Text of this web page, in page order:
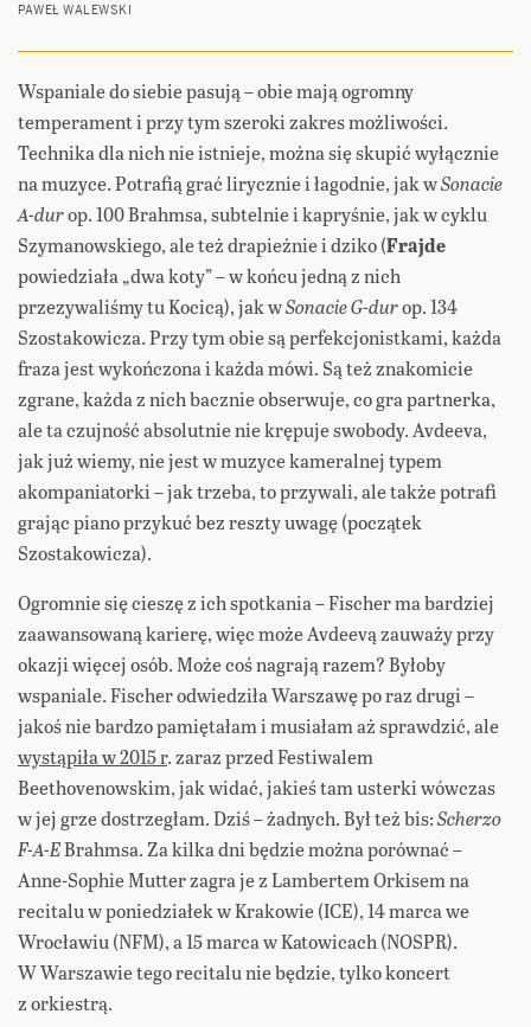
PAWEŁ WALEWSKI
Wspaniale do siebie pasują – obie mają ogromny
temperament i przy tym szeroki zakres możliwości.
Technika dla nich nie istnieje, można się skupić wyłącznie
na muzyce. Potrafią grać lirycznie i łagodnie, jak wSonacie
A-durop. 100 Brahmsa, subtelnie i kapryśnie, jak w cyklu
Szymanowskiego, ale też drapieżnie i dziko (Frajde
powiedziała „dwa koty” – w końcu jedną z nich
przezywaliśmy tu Kocicą), jak wSonacie G-durop. 134
Szostakowicza. Przy tym obie są perfekcjonistkami, każda
fraza jest wykończona i każda mówi. Są też znakomicie
zgrane, każda z nich bacznie obserwuje, co gra partnerka,
ale ta czujność absolutnie nie krępuje swobody. Avdeeva,
jak już wiemy, nie jest w muzyce kameralnej typem
akompaniatorki – jak trzeba, to przywali, ale także potrafi
grając piano przykuć bez reszty uwagę (początek
Szostakowicza).
Ogromnie się cieszę z ich spotkania – Fischer ma bardziej
zaawansowaną karierę, więc może Avdeevą zauważy przy
okazji więcej osób. Może coś nagrają razem? Byłoby
wspaniale. Fischer odwiedziła Warszawę po raz drugi –
jakoś nie bardzo pamiętałam i musiałam aż sprawdzić, ale
wystąpiła w 2015 r. zaraz przed Festiwalem
Beethovenowskim, jak widać, jakieś tam usterki wówczas
w jej grze dostrzegłam. Dziś – żadnych. Był też bis:Scherzo
F-A-EBrahmsa. Za kilka dni będzie można porównać –
Anne-Sophie Mutter zagra je z Lambertem Orkisem na
recitalu w poniedziałek w Krakowie (ICE), 14 marca we
Wrocławiu (NFM), a 15 marca w Katowicach (NOSPR).
W Warszawie tego recitalu nie będzie, tylko koncert
z orkiestrą.